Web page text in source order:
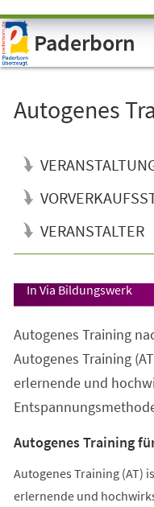
Visuelle
Assistenzsoftware
öffnen.Paderborn
Autogenes
VERANSTALTER
Veranstaltungsinformationen
In Via Bildungswerk
Autogenes Training
Autogenes Training
erlernende und
Autogenes Training
Autogenes Training (AT)
erlernende und